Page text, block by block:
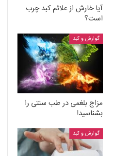
آیا خارش از علائم کبد چرب
است؟
گوارش و کبد
مزاج بلغمی در طب سنتی را
بشناسید!
گوارش و کبد